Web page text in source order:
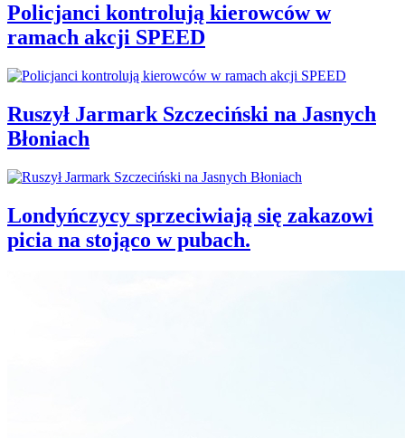
Policjanci kontrolują kierowców w
ramach akcji SPEED
Ruszył Jarmark Szczeciński na Jasnych
Błoniach
Londyńczycy sprzeciwiają się zakazowi
picia na stojąco w pubach.